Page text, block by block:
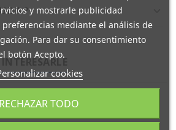
Adaptamos nuestra
envases y embalajes respetuosos
equipo de expertos en embalaje
y mostrarle publicidad
mediante el análisis de
Para dar su consentimiento
botón Acepto.
cookies
RECHAZAR TODO